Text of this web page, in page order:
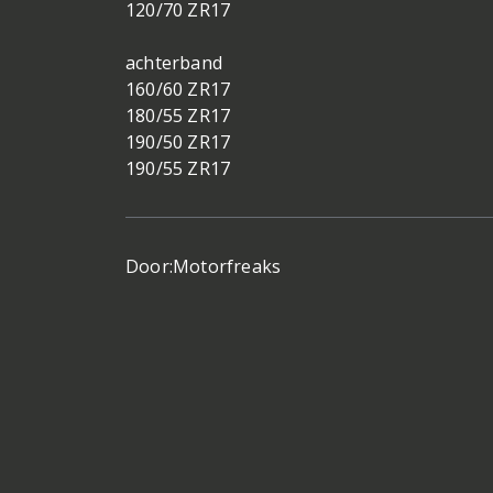
120/70 ZR17
achterband
160/60 ZR17
180/55 ZR17
190/50 ZR17
190/55 ZR17
Door:Motorfreaks